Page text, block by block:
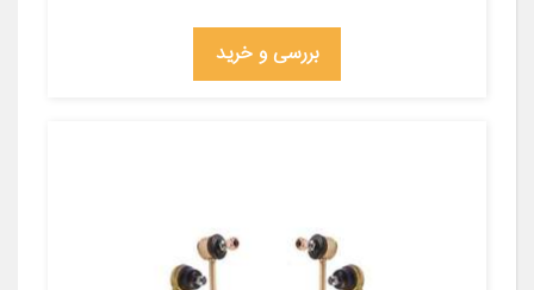
بررسی و خرید